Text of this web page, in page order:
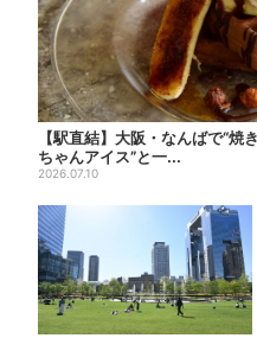
【駅直結】大阪・なんばで“焼
ちゃんアイス”と一...
2026.07.10